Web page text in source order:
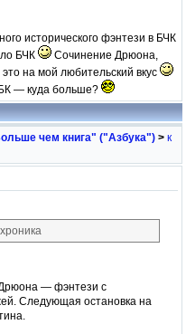
исторического фэнтези в БЧК
БЧК
Сочинение Дрюона,
на мой любительский вкус
— куда больше?
чем книга" ("Азбука") > к
— фэнтези с
Следующая остановка на